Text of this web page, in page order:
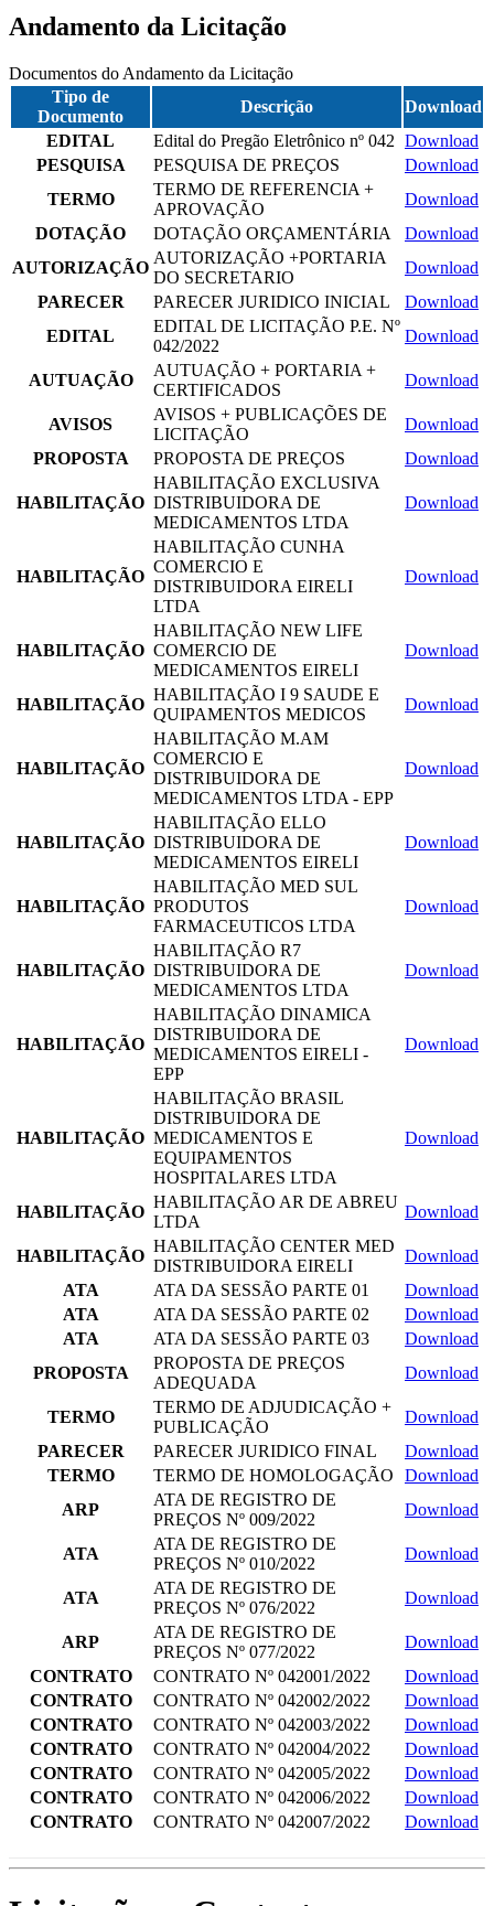
Andamento da Licitação
Documentos do Andamento da Licitação
Tipo de
Documento
Descrição
Download
EDITAL
Edital do Pregão Eletrônico nº 042 Download
PESQUISA
PESQUISA DE PREÇOS
Download
TERMO
TERMO DE REFERENCIA +
APROVAÇÃO
Download
DOTAÇÃO
DOTAÇÃO ORÇAMENTÁRIA
Download
AUTORIZAÇÃO
AUTORIZAÇÃO +PORTARIA
DO SECRETARIO
Download
PARECER
PARECER JURIDICO INICIAL
Download
EDITAL
EDITAL DE LICITAÇÃO P.E. Nº
042/2022
Download
AUTUAÇÃO
AUTUAÇÃO + PORTARIA +
CERTIFICADOS
Download
AVISOS
AVISOS + PUBLICAÇÕES DE
LICITAÇÃO
Download
PROPOSTA
PROPOSTA DE PREÇOS Download
HABILITAÇÃO
HABILITAÇÃO EXCLUSIVA
DISTRIBUIDORA DE
MEDICAMENTOS LTDA
Download
HABILITAÇÃO
HABILITAÇÃO CUNHA
COMERCIO E
DISTRIBUIDORA EIRELI
LTDA
Download
HABILITAÇÃO
HABILITAÇÃO NEW LIFE
COMERCIO DE
MEDICAMENTOS EIRELI
Download
HABILITAÇÃO
HABILITAÇÃO I 9 SAUDE E
QUIPAMENTOS MEDICOS
Download
HABILITAÇÃO
HABILITAÇÃO M.AM
COMERCIO E
DISTRIBUIDORA DE
MEDICAMENTOS LTDA - EPP
Download
HABILITAÇÃO
HABILITAÇÃO ELLO
DISTRIBUIDORA DE
MEDICAMENTOS EIRELI
Download
HABILITAÇÃO
HABILITAÇÃO MED SUL
PRODUTOS
FARMACEUTICOS LTDA
Download
HABILITAÇÃO
HABILITAÇÃO R7
DISTRIBUIDORA DE
MEDICAMENTOS LTDA
Download
HABILITAÇÃO
HABILITAÇÃO DINAMICA
DISTRIBUIDORA DE
MEDICAMENTOS EIRELI -
EPP
Download
HABILITAÇÃO
HABILITAÇÃO BRASIL
DISTRIBUIDORA DE
MEDICAMENTOS E
EQUIPAMENTOS
HOSPITALARES LTDA
Download
HABILITAÇÃO
HABILITAÇÃO AR DE ABREU
LTDA
Download
HABILITAÇÃO
HABILITAÇÃO CENTER MED
DISTRIBUIDORA EIRELI
Download
ATA
ATA DA SESSÃO PARTE 01
Download
ATA
ATA DA SESSÃO PARTE 02
Download
ATA
ATA DA SESSÃO PARTE 03
Download
PROPOSTA
PROPOSTA DE PREÇOS
ADEQUADA
Download
TERMO
TERMO DE ADJUDICAÇÃO +
PUBLICAÇÃO
Download
PARECER
PARECER JURIDICO FINAL
Download
TERMO
TERMO DE HOMOLOGAÇÃO
Download
ARP
ATA DE REGISTRO DE
PREÇOS Nº 009/2022
Download
ATA
ATA DE REGISTRO DE
PREÇOS Nº 010/2022
Download
ATA
ATA DE REGISTRO DE
PREÇOS Nº 076/2022
Download
ARP
ATA DE REGISTRO DE
PREÇOS Nº 077/2022
Download
CONTRATO
CONTRATO Nº 042001/2022
Download
CONTRATO
CONTRATO Nº 042002/2022
Download
CONTRATO
CONTRATO Nº 042003/2022
Download
CONTRATO
CONTRATO Nº 042004/2022
Download
CONTRATO
CONTRATO Nº 042005/2022
Download
CONTRATO
CONTRATO Nº 042006/2022
Download
CONTRATO
CONTRATO Nº 042007/2022 Download